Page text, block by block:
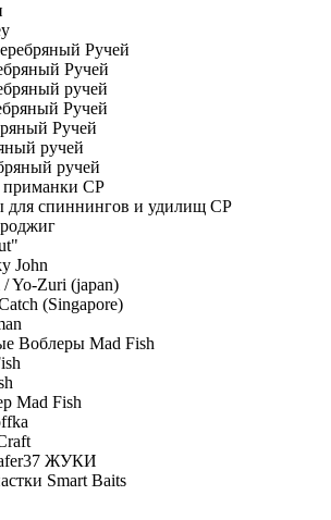
Ручей
Ручей
ручей
Ручей
Ручей
ручей
ручей
СР
для спиннингов и удилищ СР
John
Yo-Zuri (japan)
(Singapore)
Воблеры Mad Fish
Mad Fish
ЖУКИ
Smart Baits